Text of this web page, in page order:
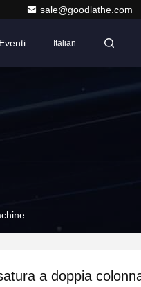
sale@goodlathe.com
Eventi Italian
a doppia